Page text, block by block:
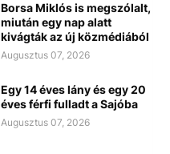
Borsa Miklós is megszólalt,
miután egy nap alatt
kivágták az új közmédiából
Augusztus 07, 2026
Egy 14 éves lány és egy 20
éves férfi fulladt a Sajóba
Augusztus 07, 2026